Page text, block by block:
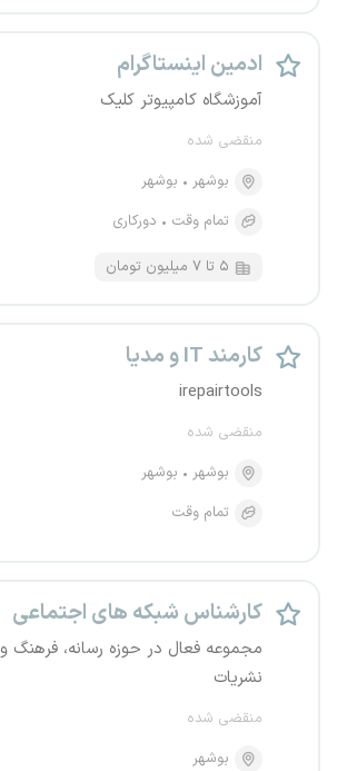
ادمین اینستاگرام
آموزشگاه کامپیوتر کلیک
منقضی شده
بوشهر
بوشهر
تمام وقت
دورکاری
۵ تا ۷ میلیون تومان
کارمند IT و مدیا
irepairtools
منقضی شده
بوشهر
بوشهر
تمام وقت
کارشناس شبکه های اجتماعی
مجموعه فعال در حوزه رسانه، فرهنگ و
نشریات
منقضی شده
بوشهر